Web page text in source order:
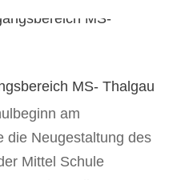
MS- Thalgau
am
die Neugestaltung des
Mittel Schule